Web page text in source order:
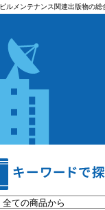
ビルメンテナンス関連出版物の